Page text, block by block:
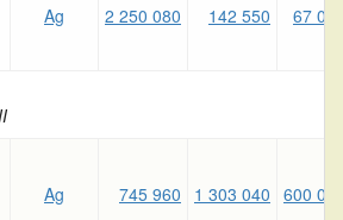
Ag 2 250 080 142 550 67
Ag 745 960 1 303 040 600